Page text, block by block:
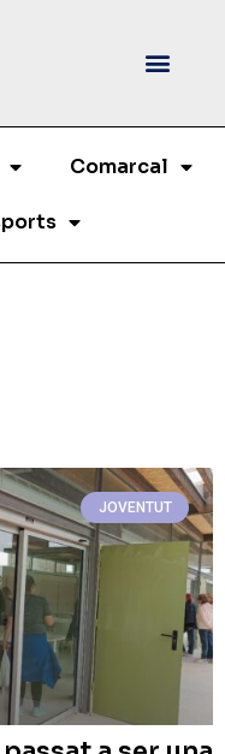
Comarcal
JOVENTUT